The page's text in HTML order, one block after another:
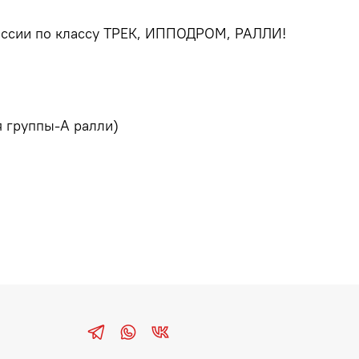
по классу ТРЕК, ИППОДРОМ, РАЛЛИ!
группы-А ралли)